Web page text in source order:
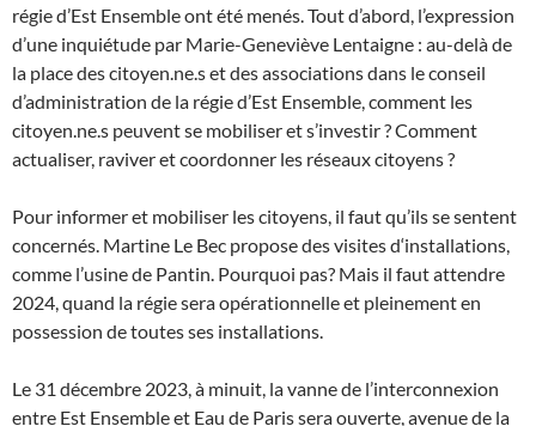
régie d’Est Ensemble ont été menés. Tout d’abord, l’expression
d’une inquiétude par Marie-Geneviève Lentaigne : au-delà de
la place des citoyen.ne.s et des associations dans le conseil
d’administration de la régie d’Est Ensemble, comment les
citoyen.ne.s peuvent se mobiliser et s’investir ? Comment
actualiser, raviver et coordonner les réseaux citoyens ?
Pour informer et mobiliser les citoyens, il faut qu’ils se sentent
concernés. Martine Le Bec propose des visites d‘installations,
comme l’usinede Pantin. Pourquoi pas? Mais il faut attendre
2024, quand la régie sera opérationnelle et pleinement en
possession de toutes ses installations.
Le 31 décembre 2023, à minuit, la vanne de l’interconnexion
entre Est Ensemble et Eau de Paris sera ouverte, avenue de la